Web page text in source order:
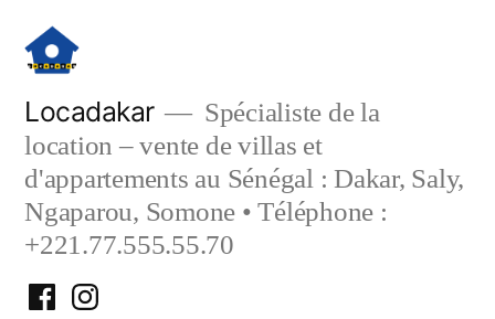
contenu
Locadakar
Spécialiste de la
location – vente de villas et
d'appartements au Sénégal : Dakar, Saly,
Ngaparou, Somone • Téléphone :
+221.77.555.55.70
FacebookInstagram